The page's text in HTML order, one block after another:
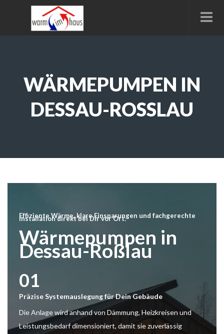
WÄRMEPUMPEN IN
DESSAU-ROSSLAU
Effiziente Wärme, klare Einsparungen und fachgerechte
Installation direkt bei Dir vor Ort.
Wärmepumpen in
Dessau-Roßlau
01
Präzise Systemauslegung für Dein Gebäude
Die Anlage wird anhand von Dämmung, Heizkreisen und
Leistungsbedarf dimensioniert, damit sie zuverlässig